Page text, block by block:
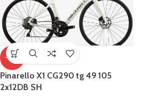
-10%
Pinarello X1 CG290 tg 49 105
2x12DB SH